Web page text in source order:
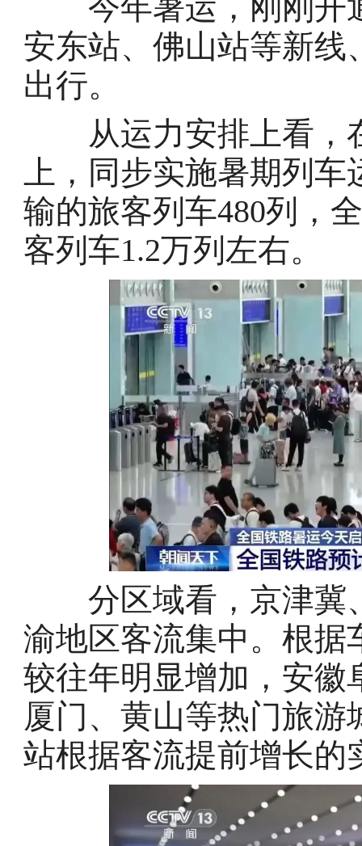
今年暑运，刚刚开
安东站、佛山站等新线
出行。
从运力安排上看，
上，同步实施暑期列车
输的旅客列车480列，
客列车1.2万列左右。
分区域看，京津冀
渝地区客流集中。根据
较往年明显增加，安徽
厦门、黄山等热门旅
站根据客流提前增长的